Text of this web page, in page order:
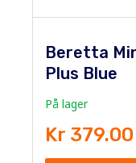
Beretta
Plus Blue
På lager
Kr 379.00